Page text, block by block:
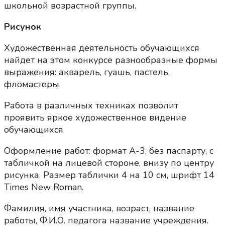
школьной возрастной группы.
Рисунок
Художественная деятельность обучающихся
найдет на этом конкурсе разнообразные формы
выражения: акварель, гуашь, пастель,
фломастеры.
Работа в различных техниках позволит
проявить яркое художественное видение
обучающихся.
Оформление работ: формат А-3, без паспарту, с
табличкой на лицевой стороне, внизу по центру
рисунка. Размер таблички 4 на 10 см, шрифт 14
Times New Roman.
Фамилия, имя участника, возраст, название
работы, Ф.И.О. педагога название учреждения.